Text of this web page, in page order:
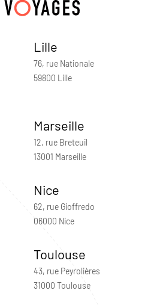
Lille
76, rue Nationale
59800 Lille
Marseille
12, rue Breteuil
13001 Marseille
Nice
62, rue Gioffredo
06000 Nice
Toulouse
43, rue Peyrolières
31000 Toulouse